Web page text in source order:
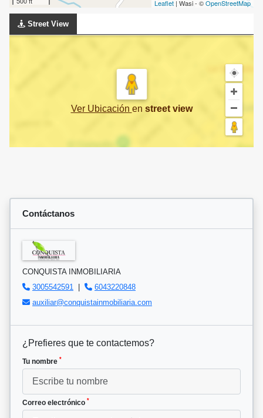
Leaflet | Wasi - ©OpenStreetMap
Street View
Ver Ubicación en street view
Contáctanos
CONQUISTA INMOBILIARIA
3005542591
6043220848
auxiliar@conquistainmobiliaria.com
¿Prefieres que te contactemos?
Tu nombre *
Correo electrónico *